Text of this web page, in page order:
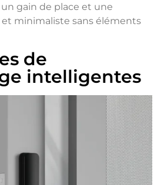
un gain de place et une
minimaliste sans éléments
de
intelligentes